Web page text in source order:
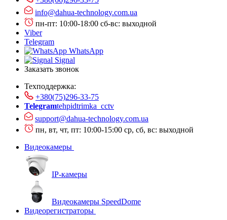
info@dahua-technology.com.ua
пн-пт: 10:00-18:00 сб-вс: выходной
Viber
Telegram
WhatsApp
Signal
Заказать звонок
Техподдержка:
+380(75)296-33-75
Telegramtehpidtrimka_cctv
support@dahua-technology.com.ua
пн, вт, чт, пт: 10:00-15:00 ср, сб, вс: выходной
Видеокамеры
IP-камеры
Видеокамеры SpeedDome
Видеорегистраторы